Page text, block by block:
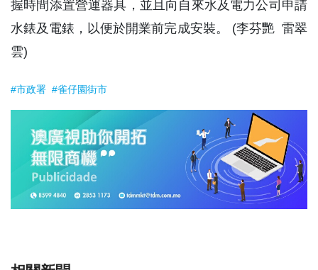
握時間添置營運器具，並且向自來水及電力公司申請
水錶及電錶，以便於開業前完成安裝。 (李芬艷 雷翠
雲)
#市政署 #雀仔園街市